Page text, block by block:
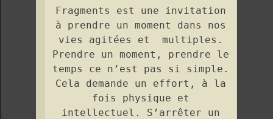
Fragments est une invitation
à prendre un moment dans nos
vies agitées et multiples.
Prendre un moment, prendre le
temps ce n’est pas si simple.
Cela demande un effort, à la
fois physique et
intellectuel. S’arrêter un